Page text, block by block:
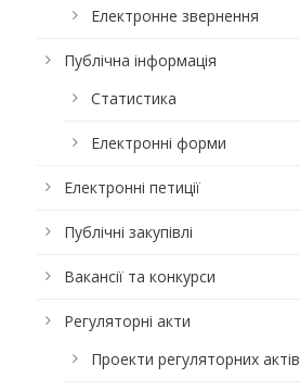
Електронне звернення
Публічна інформація
Статистика
Електронні форми
Електронні петиції
Публічні закупівлі
Вакансії та конкурси
Регуляторні акти
Проекти регуляторних актів